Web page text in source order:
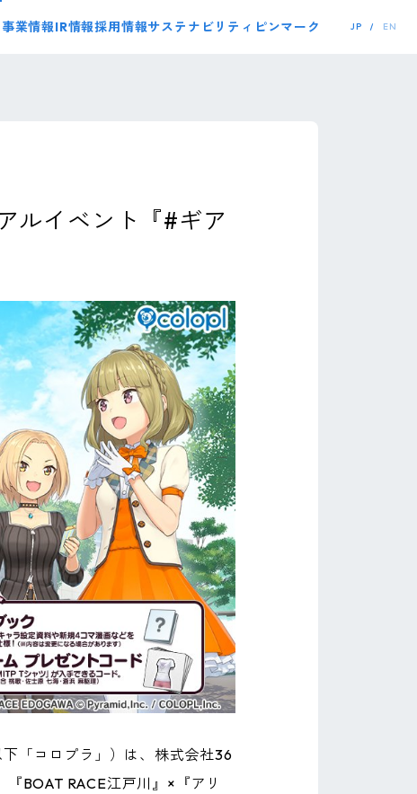
事業情報IR情報採用情報サステナビリティ ピンマーク JP EN
ルイベント『#ギア
「コロプラ」）は、株式会社36
BOAT RACE江戸川』×『アリ